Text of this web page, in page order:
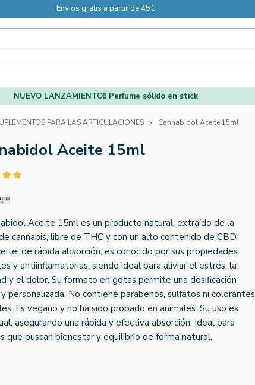
Envios gratis a partir de 45€
NUEVO LANZAMIENTO!! Perfume sólido en stick
PARA LAS ARTICULACIONES Cannabidol Aceite 15ml
Aceite 15ml
Aceite 15ml es un producto natural, extraído de la
cannabis, libre de THC y con un alto contenido de CBD.
de rápida absorción, es conocido por sus propiedades
y antiinflamatorias, siendo ideal para aliviar el estrés, la
y el dolor. Su formato en gotas permite una dosificación
personalizada. No contiene parabenos, sulfatos ni colorantes
Es vegano y no ha sido probado en animales. Su uso es
asegurando una rápida y efectiva absorción. Ideal para
que buscan bienestar y equilibrio de forma natural.